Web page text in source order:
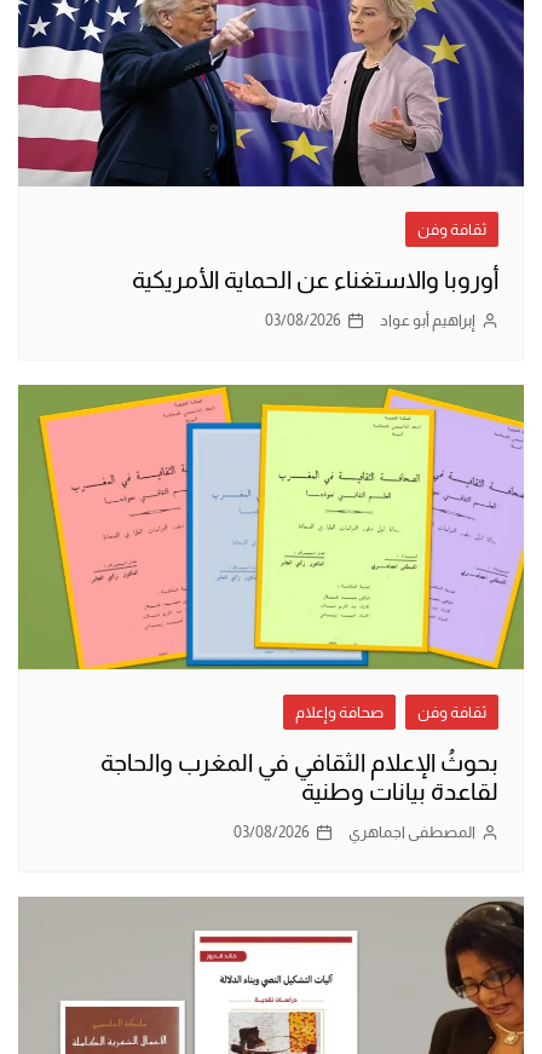
ثقافة وفن
أوروبا والاستغناء عن الحماية الأمريكية
إبراهيم أبو عواد 03/08/2026
ثقافة وفن صحافة وإعلام
بحوثُ الإعلام الثقافي في المغرب والحاجة
لقاعدة بيانات وطنية
المصطفى اجماهري 03/08/2026